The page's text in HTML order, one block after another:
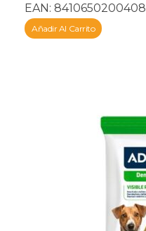
EAN: 8410650200408
Añadir Al Carrito